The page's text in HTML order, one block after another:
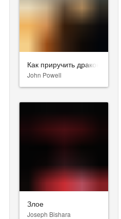
Как приручить дракона
John Powell
Злое
Joseph Bishara